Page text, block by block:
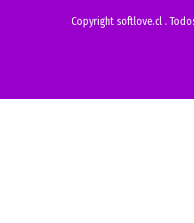
Copyright softlove.cl .